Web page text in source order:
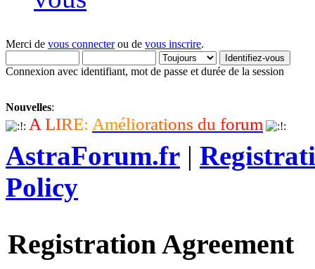
Merci de vous connecterou de vous inscrire.
Connexion avec identifiant, mot de passe et durée de la session
Nouvelles:
A LIRE: Améliorations du forum
AstraForum.fr |
Policy
Registration Agreement